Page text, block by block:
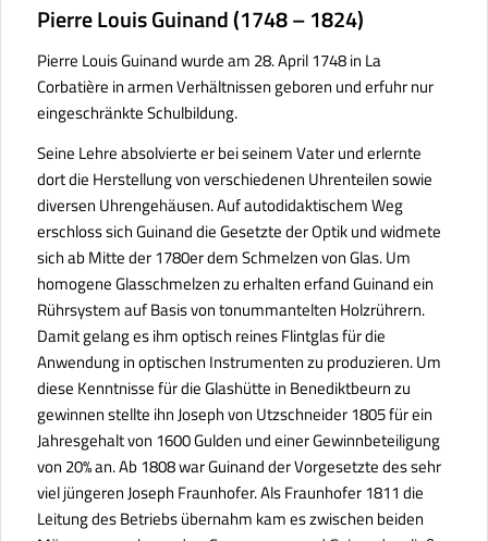
Pierre Louis Guinand (1748 – 1824)
Pierre Louis Guinand wurde am 28. April 1748 in La
Corbatière in armen Verhältnissen geboren und erfuhr nur
eingeschränkte Schulbildung.
Seine Lehre absolvierte er bei seinem Vater und erlernte
dort die Herstellung von verschiedenen Uhrenteilen sowie
diversen Uhrengehäusen. Auf autodidaktischem Weg
erschloss sich Guinand die Gesetzte der Optik und widmete
sich ab Mitte der 1780er dem Schmelzen von Glas. Um
homogene Glasschmelzen zu erhalten erfand Guinand ein
Rührsystem auf Basis von tonummantelten Holzrührern.
Damit gelang es ihm optisch reines Flintglas für die
Anwendung in optischen Instrumenten zu produzieren. Um
diese Kenntnisse für die Glashütte in Benediktbeurn zu
gewinnen stellte ihn Joseph von Utzschneider 1805 für ein
Jahresgehalt von 1600 Gulden und einer Gewinnbeteiligung
von 20% an. Ab 1808 war Guinand der Vorgesetzte des sehr
viel jüngeren Joseph Fraunhofer. Als Fraunhofer 1811 die
Leitung des Betriebs übernahm kam es zwischen beiden